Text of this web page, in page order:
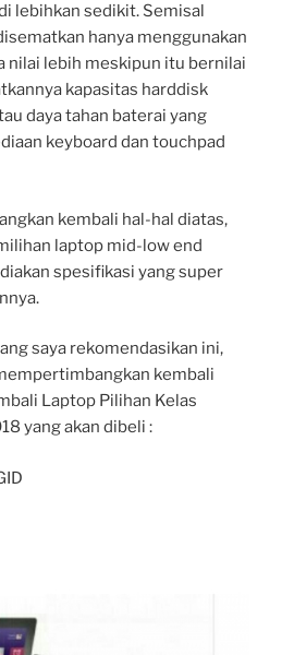
lebihkan sedikit. Semisal
hanya menggunakan
nilai lebih meskipun itu bernilai
kapasitas harddisk
daya tahan baterai yang
keyboard dan touchpad
kembali hal-hal diatas,
laptop mid-low end
spesifikasi yang super
saya rekomendasikan ini,
kembali
Laptop Pilihan Kelas
yang akan dibeli :